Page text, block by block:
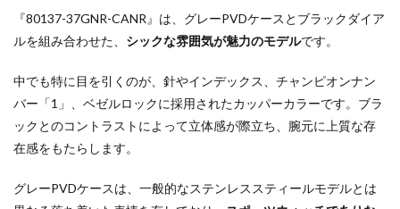
『80137-37GNR-CANR』は、グレーPVDケースとブラックダイア
ルを組み合わせた、 シックな雰囲気が魅力のモデルです。
中でも特に目を引くのが、針やインデックス、チャンピオンナン
バー「1」、ベゼルロックに採用されたカッパーカラーです。ブラ
ックとのコントラストによって立体感が際立ち、腕元に上質な存
在感をもたらします。
グレーPVDケースは、一般的なステンレススティールモデルとは